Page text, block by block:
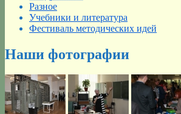
Разное
Учебники и литература
Фестиваль методических идей
Наши фотографии